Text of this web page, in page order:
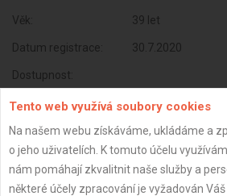
Věk: 39 let
Datum registrace: 30.7.2020
Dostupnost:
Tento web využívá soubory cookies
Na našem webu získáváme, ukládáme a
o jeho uživatelích. K tomuto účelu
nám pomáhají zkvalitnit naše služby a
některé účely zpracování je vyžadován